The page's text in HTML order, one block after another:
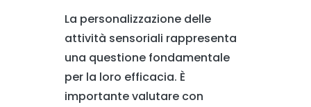
La personalizzazione delle
attività sensoriali rappresenta
una questione fondamentale
per la loro efficacia. È
importante valutare con